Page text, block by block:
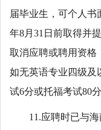
届毕业生，可个人书
年8月31日前取得并
取消应聘或聘用资格
如无英语专业四级及
试6分或托福考试80
11.应聘时已与